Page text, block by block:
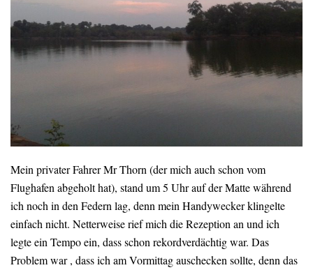
Mein privater Fahrer Mr Thorn (der mich auch schon vom
Flughafen abgeholt hat), stand um 5 Uhr auf der Matte während
ich noch in den Federn lag, denn mein Handywecker klingelte
einfach nicht. Netterweise rief mich die Rezeption an und ich
legte ein Tempo ein, dass schon rekordverdächtig war. Das
Problem war , dass ich am Vormittag auschecken sollte, denn das